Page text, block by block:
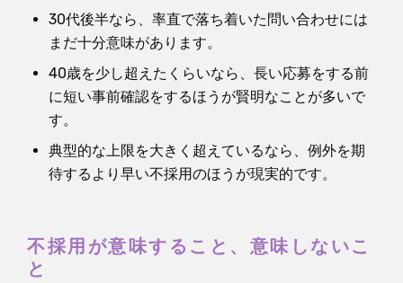
30代後半なら、率直で落ち着いた問い合わせには
まだ十分意味があります。
40歳を少し超えたくらいなら、長い応募をする前
に短い事前確認をするほうが賢明なことが多いで
す。
典型的な上限を大きく超えているなら、例外を期
待するより早い不採用のほうが現実的です。
不採用が意味すること、意味しないこ
と